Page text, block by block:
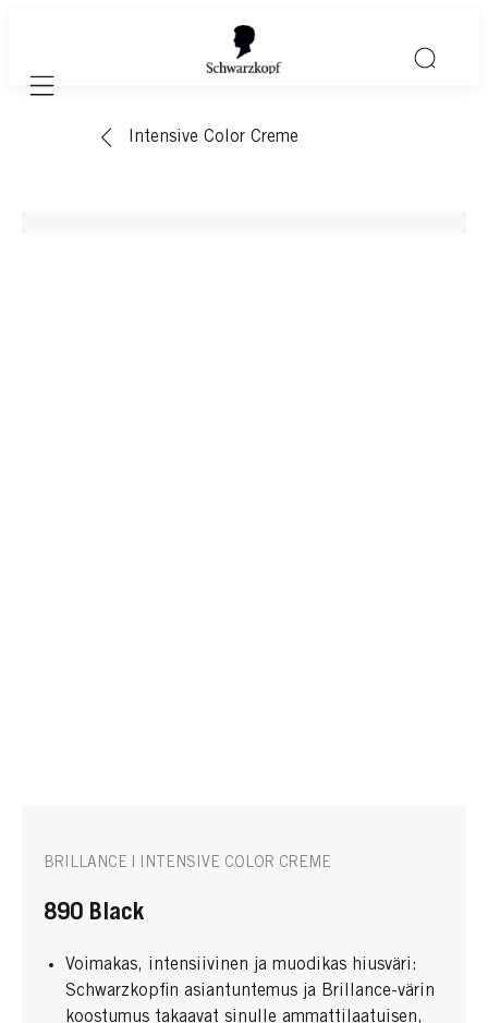
Mobile navigation
Intensive Color Creme
BRILLANCE | INTENSIVE COLOR CREME
890 Black
Voimakas, intensiivinen ja muodikas hiusväri:
Schwarzkopfin asiantuntemus ja Brillance-värin
koostumus takaavat sinulle ammattilaatuisen,